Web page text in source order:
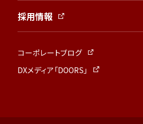
採用情報
コーポレートブログ
DXメディア「DOORS」